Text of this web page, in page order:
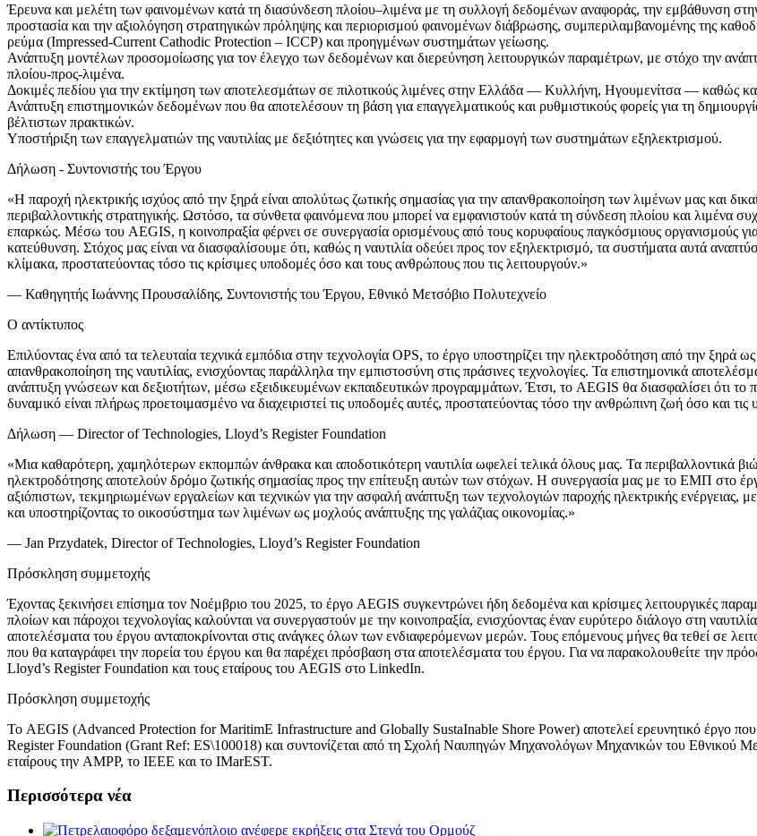
Έρευνα και μελέτη των φαινομένων κατά τη διασύνδεση πλοίου–λιμένα με τη συλλογή δεδομένων αναφοράς, την εμβάθυνση
προστασία και την αξιολόγηση στρατηγικών πρόληψης και περιορισμού φαινομένων διάβρωσης, συμπεριλαμβανομένης της
ρεύμα (Impressed-Current Cathodic Protection – ICCP) και προηγμένων συστημάτων γείωσης.
Ανάπτυξη μοντέλων προσομοίωσης για τον έλεγχο των δεδομένων και διερεύνηση λειτουργικών παραμέτρων, με στόχο την
πλοίου-προς-λιμένα.
Δοκιμές πεδίου για την εκτίμηση των αποτελεσμάτων σε πιλοτικούς λιμένες στην Ελλάδα — Κυλλήνη, Ηγουμενίτσα — καθώς
Ανάπτυξη επιστημονικών δεδομένων που θα αποτελέσουν τη βάση για επαγγελματικούς και ρυθμιστικούς φορείς για τη
βέλτιστων πρακτικών.
Υποστήριξη των επαγγελματιών της ναυτιλίας με δεξιότητες και γνώσεις για την εφαρμογή των συστημάτων εξηλεκτρισμού.
Δήλωση - Συντονιστής του Έργου
«Η παροχή ηλεκτρικής ισχύος από την ξηρά είναι απολύτως ζωτικής σημασίας για την απανθρακοποίηση των λιμένων μας και
περιβαλλοντικής στρατηγικής. Ωστόσο, τα σύνθετα φαινόμενα που μπορεί να εμφανιστούν κατά τη σύνδεση πλοίου και λιμένα
επαρκώς. Μέσω του AEGIS, η κοινοπραξία φέρνει σε συνεργασία ορισμένους από τους κορυφαίους παγκόσμιους οργανισμούς
κατεύθυνση. Στόχος μας είναι να διασφαλίσουμε ότι, καθώς η ναυτιλία οδεύει προς τον εξηλεκτρισμό, τα συστήματα αυτά
κλίμακα, προστατεύοντας τόσο τις κρίσιμες υποδομές όσο και τους ανθρώπους που τις λειτουργούν.»
— Καθηγητής Ιωάννης Προυσαλίδης, Συντονιστής του Έργου, Εθνικό Μετσόβιο Πολυτεχνείο
Ο αντίκτυπος
Επιλύοντας ένα από τα τελευταία τεχνικά εμπόδια στην τεχνολογία OPS, το έργο υποστηρίζει την ηλεκτροδότηση από την ξηρά
απανθρακοποίηση της ναυτιλίας, ενισχύοντας παράλληλα την εμπιστοσύνη στις πράσινες τεχνολογίες. Τα επιστημονικά
ανάπτυξη γνώσεων και δεξιοτήτων, μέσω εξειδικευμένων εκπαιδευτικών προγραμμάτων. Έτσι, το AEGIS θα διασφαλίσει ότι το
δυναμικό είναι πλήρως προετοιμασμένο να διαχειριστεί τις υποδομές αυτές, προστατεύοντας τόσο την ανθρώπινη ζωή όσο και τις
Δήλωση — Director of Technologies, Lloyd’s Register Foundation
«Μια καθαρότερη, χαμηλότερων εκπομπών άνθρακα και αποδοτικότερη ναυτιλία ωφελεί τελικά όλους μας. Τα περιβαλλοντικά
ηλεκτροδότησης αποτελούν δρόμο ζωτικής σημασίας προς την επίτευξη αυτών των στόχων. Η συνεργασία μας με το ΕΜΠ στο
αξιόπιστων, τεκμηριωμένων εργαλείων και τεχνικών για την ασφαλή ανάπτυξη των τεχνολογιών παροχής ηλεκτρικής ενέργειας,
και υποστηρίζοντας τo οικοσύστημα των λιμένων ως μοχλούς ανάπτυξης της γαλάζιας οικονομίας.»
— Jan Przydatek, Director of Technologies, Lloyd’s Register Foundation
Πρόσκληση συμμετοχής
Έχοντας ξεκινήσει επίσημα τον Νοέμβριο του 2025, το έργο AEGIS συγκεντρώνει ήδη δεδομένα και κρίσιμες λειτουργικές
πλοίων και πάροχοι τεχνολογίας καλούνται να συνεργαστούν με την κοινοπραξία, ενισχύοντας έναν ευρύτερο διάλογο στη
αποτελέσματα του έργου ανταποκρίνονται στις ανάγκες όλων των ενδιαφερόμενων μερών. Τους επόμενους μήνες θα τεθεί σε
που θα καταγράφει την πορεία του έργου και θα παρέχει πρόσβαση στα αποτελέσματα του έργου. Για να παρακολουθείτε την
Lloyd’s Register Foundation και τους εταίρους του AEGIS στο LinkedIn.
Πρόσκληση συμμετοχής
Το AEGIS (Advanced Protection for MaritimE Infrastructure and Globally SustaInable Shore Power) αποτελεί ερευνητικό έργο που
Register Foundation (Grant Ref: ES\100018) και συντονίζεται από τη Σχολή Ναυπηγών Μηχανολόγων Μηχανικών του Εθνικού
εταίρους την AMPP, το IEEE και το IMarEST.
Περισσότερα νέα